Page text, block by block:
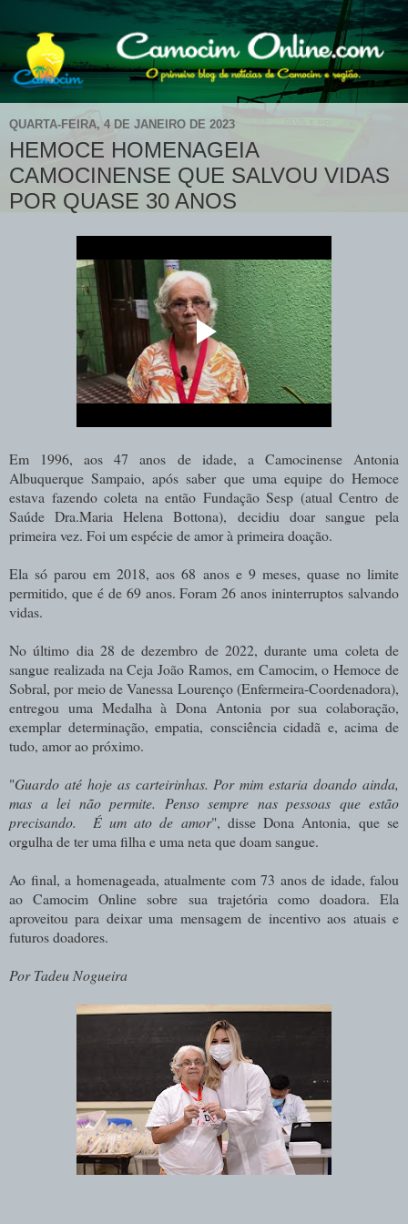
QUARTA-FEIRA, 4 DE JANEIRO DE 2023
HEMOCE HOMENAGEIA
CAMOCINENSE QUE SALVOU VIDAS
POR QUASE 30 ANOS
Em 1996, aos 47 anos de idade, a Camocinense Antonia
Albuquerque Sampaio, após saber que uma equipe do Hemoce
estava fazendo coleta na então Fundação Sesp (atual Centro de
Saúde Dra.Maria Helena Bottona), decidiu doar sangue pela
primeira vez. Foi um espécie de amor à primeira doação.
Ela só parou em 2018, aos 68 anos e 9 meses, quase no limite
permitido, que é de 69 anos. Foram 26 anos ininterruptos salvando
vidas.
No último dia 28 de dezembro de 2022, durante uma coleta de
sangue realizada na Ceja João Ramos, em Camocim, o Hemoce de
Sobral, por meio de Vanessa Lourenço (Enfermeira-Coordenadora),
entregou uma Medalha à Dona Antonia por sua colaboração,
exemplar determinação, empatia, consciência cidadã e, acima de
tudo, amor ao próximo.
"Guardo até hoje as carteirinhas. Por mim estaria doando ainda,
mas a lei não permite. Penso sempre nas pessoas que estão
precisando. É um ato de amor", disse Dona Antonia, que se
orgulha de ter uma filha e uma neta que doam sangue.
Ao final, a homenageada, atualmente com 73 anos de idade, falou
ao Camocim Online sobre sua trajetória como doadora. Ela
aproveitou para deixar uma mensagem de incentivo aos atuais e
futuros doadores.
Por Tadeu Nogueira